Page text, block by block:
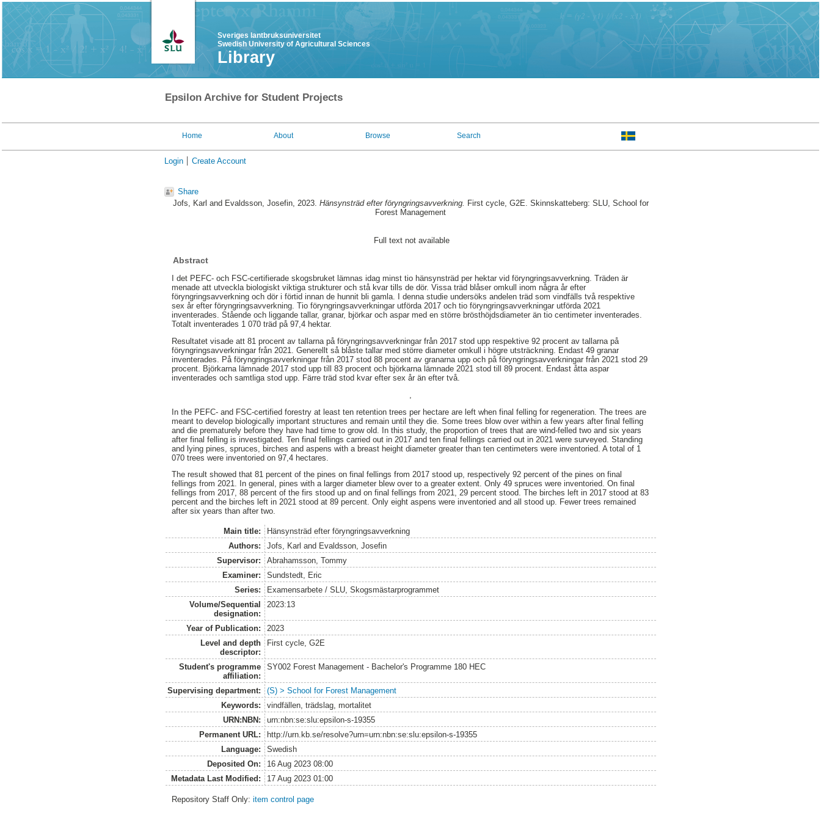
Sveriges lantbruksuniversitet
Swedish University of Agricultural Sciences
Library
Epsilon Archive for Student Projects
Home About Browse Search
Login Create Account
Share
Jofs, Karl and Evaldsson, Josefin, 2023. Hänsynsträd efter föryngringsavverkning. First cycle, G2E. Skinnskatteberg: SLU, School for
Forest Management
Full text not available
Abstract
I det PEFC- och FSC-certifierade skogsbruket lämnas idag minst tio hänsynsträd per hektar vid föryngringsavverkning. Träden är
menade att utveckla biologiskt viktiga strukturer och stå kvar tills de dör. Vissa träd blåser omkull inom några år efter
föryngringsavverkning och dör i förtid innan de hunnit bli gamla. I denna studie undersöks andelen träd som vindfälls två respektive
sex år efter föryngringsavverkning. Tio föryngringsavverkningar utförda 2017 och tio föryngringsavverkningar utförda 2021
inventerades. Stående och liggande tallar, granar, björkar och aspar med en större brösthöjdsdiameter än tio centimeter inventerades.
Totalt inventerades 1 070 träd på 97,4 hektar.
Resultatet visade att 81 procent av tallarna på föryngringsavverkningar från 2017 stod upp respektive 92 procent av tallarna på
föryngringsavverkningar från 2021. Generellt så blåste tallar med större diameter omkull i högre utsträckning. Endast 49 granar
inventerades. På föryngringsavverkningar från 2017 stod 88 procent av granarna upp och på föryngringsavverkningar från 2021 stod 29
procent. Björkarna lämnade 2017 stod upp till 83 procent och björkarna lämnade 2021 stod till 89 procent. Endast åtta aspar
inventerades och samtliga stod upp. Färre träd stod kvar efter sex år än efter två.
In the PEFC- and FSC-certified forestry at least ten retention trees per hectare are left when final felling for regeneration. The trees are
meant to develop biologically important structures and remain until they die. Some trees blow over within a few years after final felling
and die prematurely before they have had time to grow old. In this study, the proportion of trees that are wind-felled two and six years
after final felling is investigated. Ten final fellings carried out in 2017 and ten final fellings carried out in 2021 were surveyed. Standing
and lying pines, spruces, birches and aspens with a breast height diameter greater than ten centimeters were inventoried. A total of 1
070 trees were inventoried on 97,4 hectares.
The result showed that 81 percent of the pines on final fellings from 2017 stood up, respectively 92 percent of the pines on final
fellings from 2021. In general, pines with a larger diameter blew over to a greater extent. Only 49 spruces were inventoried. On final
fellings from 2017, 88 percent of the firs stood up and on final fellings from 2021, 29 percent stood. The birches left in 2017 stood at 83
percent and the birches left in 2021 stood at 89 percent. Only eight aspens were inventoried and all stood up. Fewer trees remained
after six years than after two.
Main title:
Hänsynsträd efter föryngringsavverkning
Authors:
Jofs, Karl and Evaldsson, Josefin
Supervisor:
Abrahamsson, Tommy
Examiner:
Sundstedt, Eric
Series:
Examensarbete / SLU, Skogsmästarprogrammet
Volume/Sequential
designation:
2023:13
Year of Publication:
2023
Level and depth
descriptor:
First cycle, G2E
Student's programme
affiliation:
SY002 Forest Management - Bachelor's Programme 180 HEC
Supervising department:
(S) > School for Forest Management
Keywords:
vindfällen, trädslag, mortalitet
URN:NBN:
urn:nbn:se:slu:epsilon-s-19355
Permanent URL:
http://urn.kb.se/resolve?urn=urn:nbn:se:slu:epsilon-s-19355
Language:
Swedish
Deposited On:
16 Aug 2023 08:00
Metadata Last Modified:
17 Aug 2023 01:00
Repository Staff Only:item control page